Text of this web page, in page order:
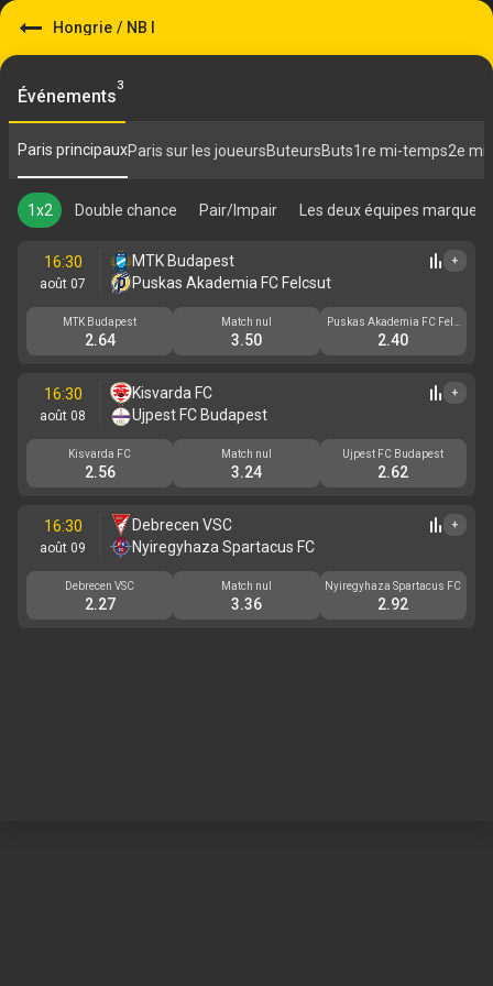
Hongrie / NB I
Événements
3
Paris principauxParis sur les joueursButeursButs1re mi-temps2e
1x2 Double chance Pair/Impair Les deux équipes marquent
16:30
août 07
MTK Budapest
Puskas Akademia FC Felcsut
+
MTK Budapest
2.64
Match nul
3.50
Puskas Akademia FC Felc
sut
2.40
16:30
août 08
Kisvarda FC
Ujpest FC Budapest
+
Kisvarda FC
2.56
Match nul
3.24
Ujpest FC Budapest
2.62
16:30
août 09
Debrecen VSC
Nyiregyhaza Spartacus FC
+
Debrecen VSC
2.27
Match nul
3.36
Nyiregyhaza Spartacus FC
2.92